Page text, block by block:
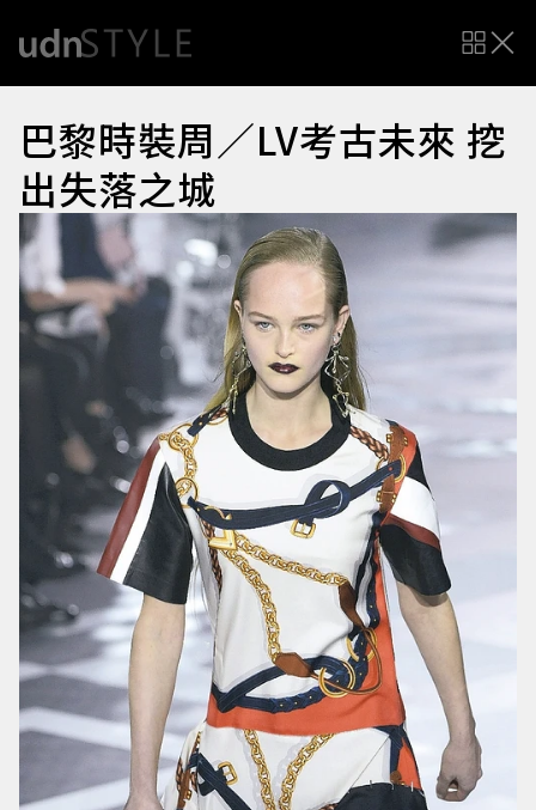
巴黎時裝周／LV考古未來 挖
出失落之城